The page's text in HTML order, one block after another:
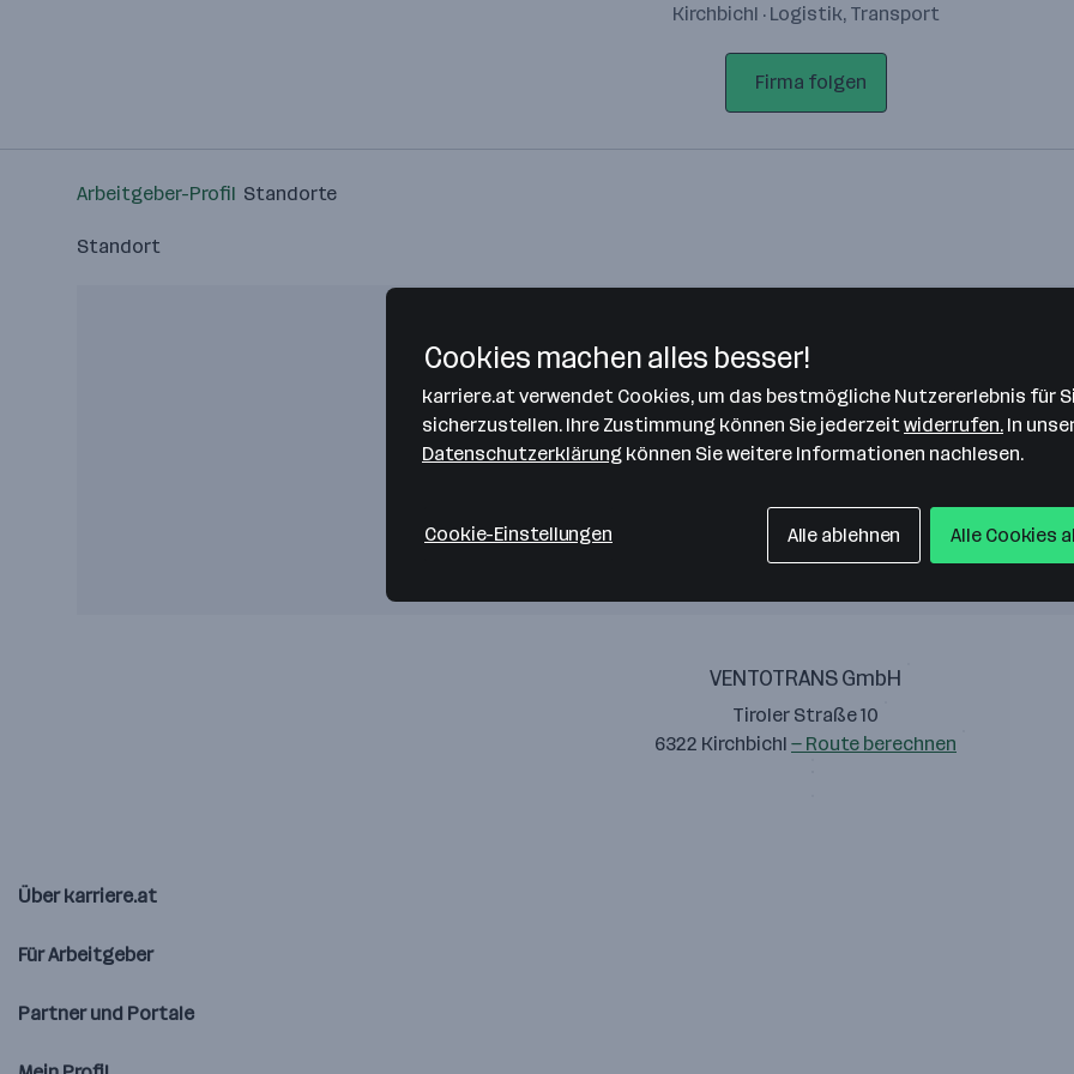
Kirchbichl · Logistik, Transport
Firma folgen
Arbeitgeber-Profil Standorte
Standort
Bitte stimme unseren Cookie-
Richtlinien zu, um diese Karte
anzuzeigen.
Zustimmung geben
VENTOTRANS GmbH
Tiroler Straße 10
6322 Kirchbichl — Route berechnen
Über karriere.at
Für Arbeitgeber
Partner und Portale
Cookies machen alles besser!
karriere.at verwendet Cookies, um das bestmögliche Nutzererlebnis für
sicherzustellen. Ihre Zustimmung können Sie jederzeit widerrufen. In
Datenschutzerklärung können Sie weitere Informationen nachlesen.
Cookie-Einstellungen Alle ablehnen Alle Cookies